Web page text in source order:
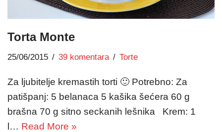
Torta Monte
25/06/2015 39 komentara Torte
Za ljubitelje kremastih torti 🙂 Potrebno: Za
patišpanj: 5 belanaca 5 kašika šećera 60 g
brašna 70 g sitno seckanih lešnika Krem: 1
l… Read More »